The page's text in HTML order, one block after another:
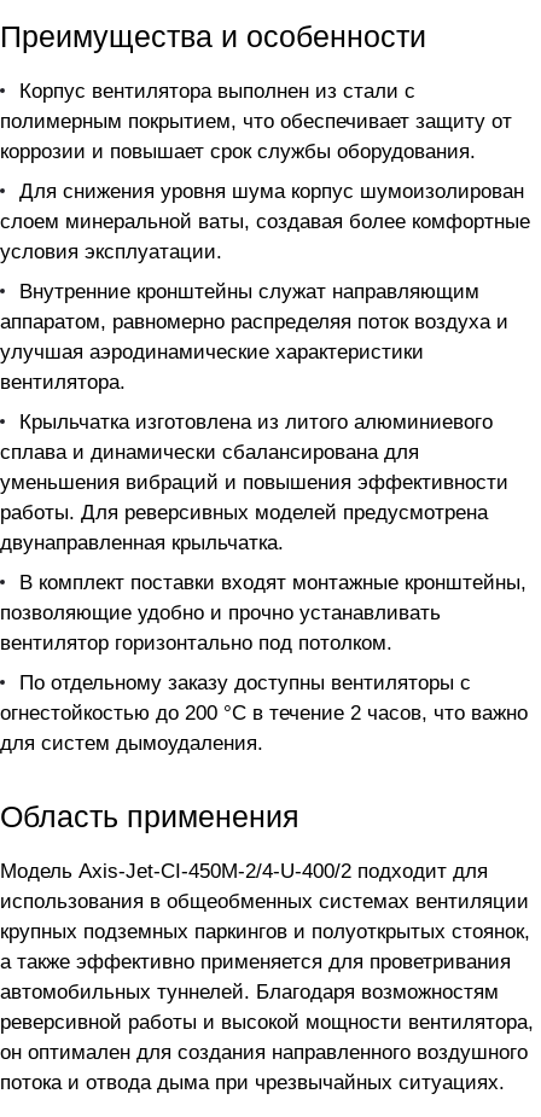
Преимущества и особенности
Корпус вентилятора выполнен из стали с
полимерным покрытием, что обеспечивает защиту от
коррозии и повышает срок службы оборудования.
Для снижения уровня шума корпус шумоизолирован
слоем минеральной ваты, создавая более комфортные
условия эксплуатации.
Внутренние кронштейны служат направляющим
аппаратом, равномерно распределяя поток воздуха и
улучшая аэродинамические характеристики
вентилятора.
Крыльчатка изготовлена из литого алюминиевого
сплава и динамически сбалансирована для
уменьшения вибраций и повышения эффективности
работы. Для реверсивных моделей предусмотрена
двунаправленная крыльчатка.
В комплект поставки входят монтажные кронштейны,
позволяющие удобно и прочно устанавливать
вентилятор горизонтально под потолком.
По отдельному заказу доступны вентиляторы с
огнестойкостью до 200 °С в течение 2 часов, что важно
для систем дымоудаления.
Область применения
Модель Axis-Jet-CI-450M-2/4-U-400/2 подходит для
использования в общеобменных системах вентиляции
крупных подземных паркингов и полуоткрытых стоянок,
а также эффективно применяется для проветривания
автомобильных туннелей. Благодаря возможностям
реверсивной работы и высокой мощности вентилятора,
он оптимален для создания направленного воздушного
потока и отвода дыма при чрезвычайных ситуациях.